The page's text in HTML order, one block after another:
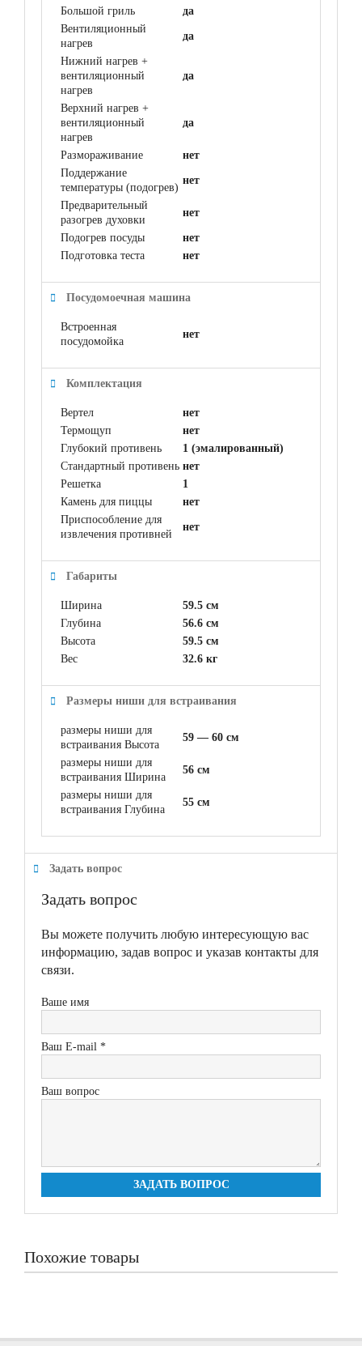
Большой гриль
да
Вентиляционный
нагрев
да
Нижний нагрев +
вентиляционный
нагрев
да
Верхний нагрев +
вентиляционный
нагрев
да
Размораживание
нет
Поддержание
температуры (подогрев)
нет
Предварительный
разогрев духовки
нет
Подогрев посуды
нет
Подготовка теста
нет
Посудомоечная машина
Встроенная
посудомойка
нет
Комплектация
Вертел
нет
Термощуп
нет
Глубокий противень
1 (эмалированный)
Стандартный противень нет
Решетка
1
Камень для пиццы
нет
Приспособление для
извлечения противней
нет
Габариты
Ширина
59.5 см
Глубина
56.6 см
Высота
59.5 см
Вес
32.6 кг
Размеры ниши для встраивания
размеры ниши для
встраивания Высота
59 — 60 см
размеры ниши для
встраивания Ширина
56 см
размеры ниши для
встраивания Глубина
55 см
Задать вопрос
Задать вопрос
Вы можете получить любую интересующую вас
информацию, задав вопрос и указав контакты для
связи.
Ваше имя
Ваш E-mail *
Ваш вопрос
ЗАДАТЬ ВОПРОС
Похожие товары